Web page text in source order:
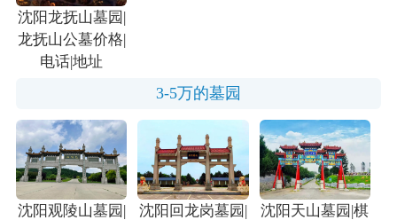
沈阳龙抚山墓园|
龙抚山公墓价格|
电话|地址
3-5万的墓园
沈阳观陵山墓园|
沈阳回龙岗墓园|
沈阳天山墓园|棋